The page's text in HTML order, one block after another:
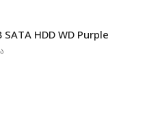
HDD WD Purple